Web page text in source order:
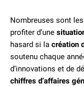
Nombreuses sont les
profiter d’une
hasard si la création
soutenu chaque
d’innovations et de
chiffres d’affaires